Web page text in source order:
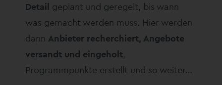
Detail geplant und geregelt, bis wann
was gemacht werden muss. Hier werden
dann Anbieter recherchiert, Angebote
versandt und eingeholt,
Programmpunkte erstellt und so weiter…